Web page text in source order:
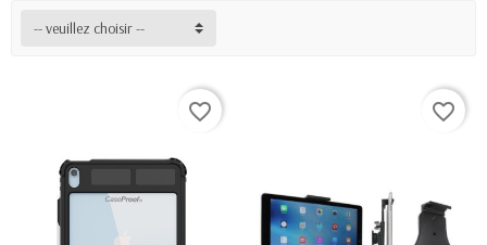
-- veuillez choisir --
favorite_border favorite_border